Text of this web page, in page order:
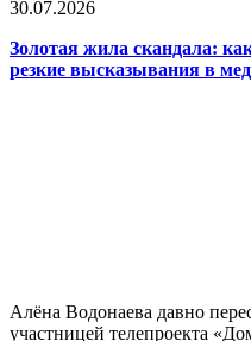
30.07.2026
Золотая жила скандала:
резкие высказывания в
Алёна Водонаева давно
участницей телепроекта